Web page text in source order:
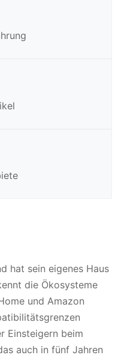
hat sein eigenes Haus
die Ökosysteme
und Amazon
Einsteigern beim
auch in fünf Jahren